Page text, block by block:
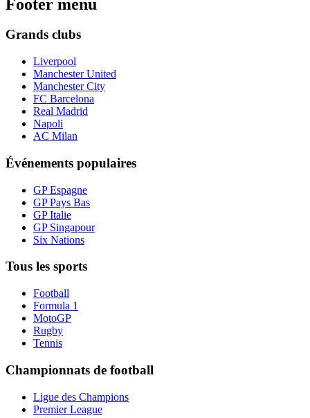
Footer menu
Grands clubs
Liverpool
Manchester United
Manchester City
FC Barcelona
Real Madrid
Napoli
AC Milan
Événements populaires
GP Espagne
GP Pays Bas
GP Italie
GP Singapour
Six Nations
Tous les sports
Football
Formula 1
MotoGP
Rugby
Tennis
Championnats de football
Ligue des Champions
Premier League